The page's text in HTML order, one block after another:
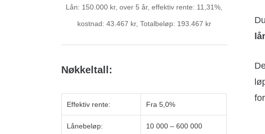
Lån: 150.000 kr, over 5 år, effektiv rente: 11,31%,
kostnad: 43.467 kr, Totalbeløp: 193.467 kr
Nøkkeltall:
Effektiv rente: Fra 5,0%
Lånebeløp: 10 000 – 600 000